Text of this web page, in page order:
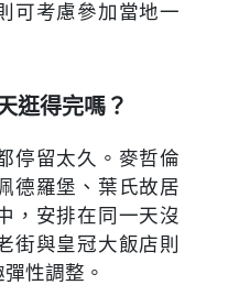
可考慮參加當地一
逛得完嗎？
停留太久。麥哲倫
德羅堡、葉氏故居
，安排在同一天沒
街與皇冠大飯店則
性調整。